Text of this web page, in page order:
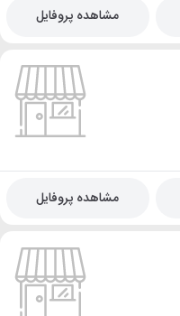
مشاهده پروفایل
مشاهده پروفایل